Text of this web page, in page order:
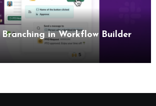
in Workflow Builder